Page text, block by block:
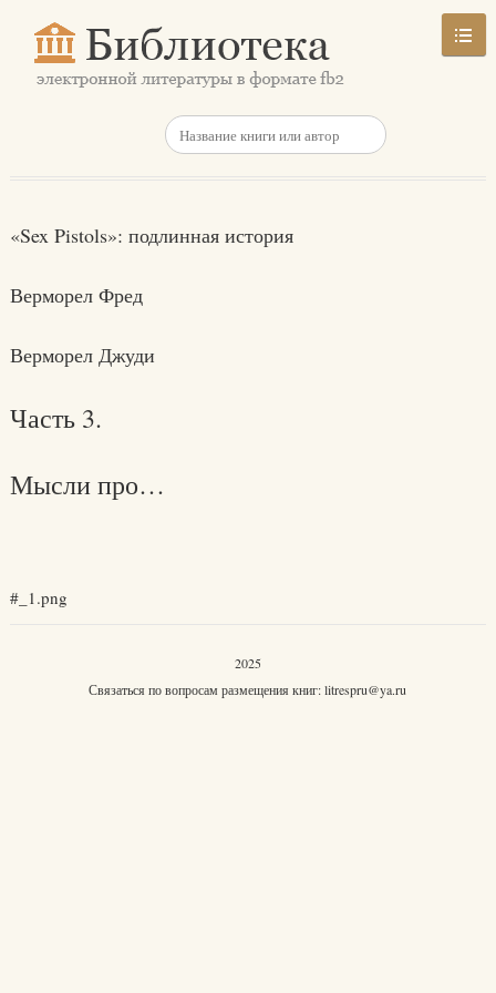
«Sex Pistols»: подлинная история
Верморел Фред
Верморел Джуди
Часть 3.
Мысли про…
#_1.png
2025
Связаться по вопросам размещения книг:litrespru@ya.ru